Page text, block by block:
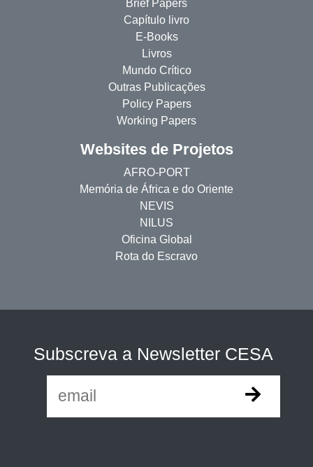
Brief Papers
Capítulo livro
E-Books
Livros
Mundo Crítico
Outras Publicações
Policy Papers
Working Papers
Websites de Projetos
AFRO-PORT
Memória de África e do Oriente
NEVIS
NILUS
Oficina Global
Rota do Escravo
Subscreva a Newsletter CESA